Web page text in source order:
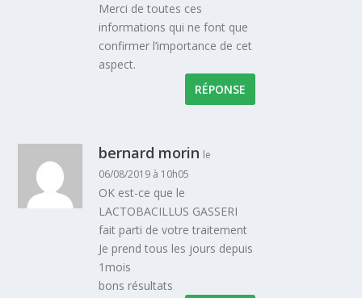
Merci de toutes ces
informations qui ne font que
confirmer l’importance de cet
aspect.
RÉPONSE
bernard morin le
06/08/2019 à 10h05
OK est-ce que le
LACTOBACILLUS GASSERI
fait parti de votre traitement
Je prend tous les jours depuis
1mois
bons résultats